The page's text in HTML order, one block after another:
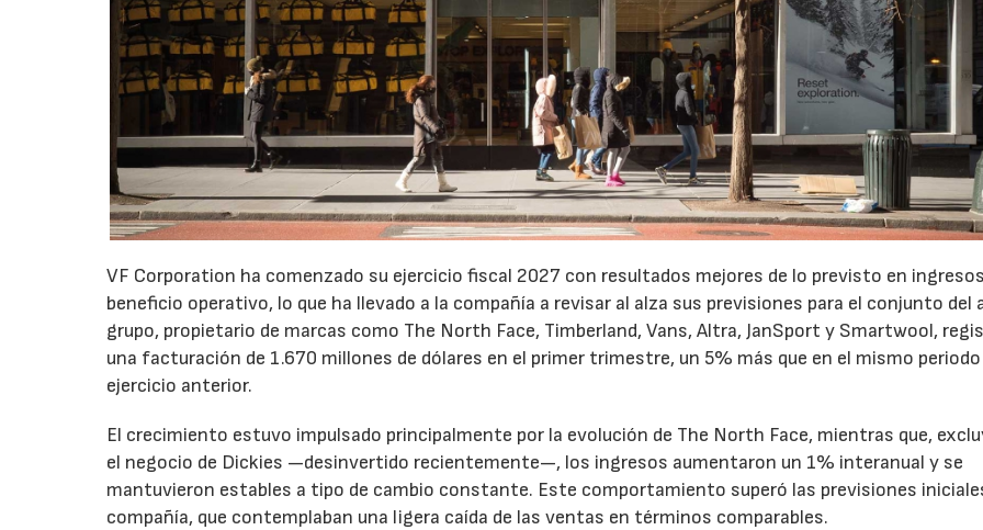
VF Corporation ha comenzado su ejercicio fiscal 2027 con resultados mejores de lo previsto en
beneficio operativo, lo que ha llevado a la compañía a revisar al alza sus previsiones para el conjunto del
grupo, propietario de marcas como The North Face, Timberland, Vans, Altra, JanSport y Smartwool,
una facturación de 1.670 millones de dólares en el primer trimestre, un 5% más que en el mismo
ejercicio anterior.
El crecimiento estuvo impulsado principalmente por la evolución de The North Face, mientras que,
el negocio de Dickies —desinvertido recientemente—, los ingresos aumentaron un 1% interanual y se
mantuvieron estables a tipo de cambio constante. Este comportamiento superó las previsiones
compañía, que contemplaban una ligera caída de las ventas en términos comparables.